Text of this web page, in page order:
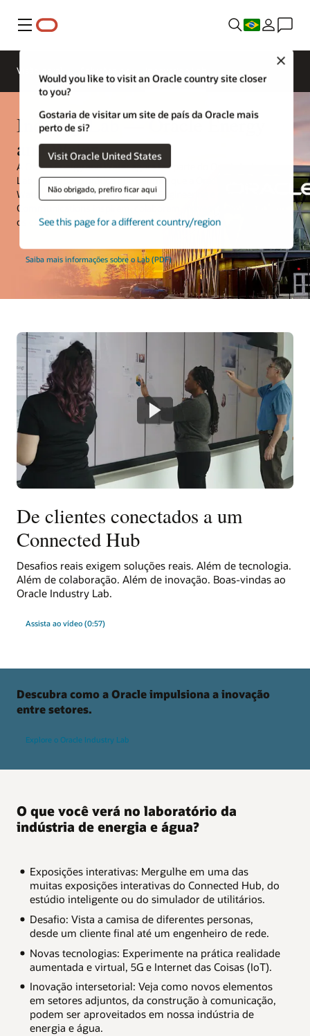
Menu
Would you like to visit an Oracle country site closer
to you?
Gostaria de visitar um site de país da Oracle mais
perto de si?
Visit Oracle United States
Não obrigado, prefiro ficar aqui
See this page for a different country/region
Visão geral
Industry Lab — Oracle Energy
and Water
A Oracle Energy and Water agora faz parte do Oracle Industry
Lab, um espaço prático que permite que a Oracle Energy and
Water, a Oracle Construction and Engineering e a Oracle
Communications inspirem, colaborem, inovem e explorem com
os clientes.
Saiba mais informações sobre o Lab (PDF)
De clientes conectados a um
Connected Hub
Desafios reais exigem soluções reais. Além de tecnologia.
Além de colaboração. Além de inovação. Boas-vindas ao
Oracle Industry Lab.
Assista ao vídeo (0:57)
Descubra como a Oracle impulsiona a inovação
entre setores.
Explore o Oracle Industry Lab
O que você verá no laboratório da
indústria de energia e água?
Exposições interativas: Mergulhe em uma das
muitas exposições interativas do Connected Hub, do
estúdio inteligente ou do simulador de utilitários.
Desafio: Vista a camisa de diferentes personas,
desde um cliente final até um engenheiro de rede.
Novas tecnologias: Experimente na prática realidade
aumentada e virtual, 5G e Internet das Coisas (IoT).
Inovação intersetorial: Veja como novos elementos
em setores adjuntos, da construção à comunicação,
podem ser aproveitados em nossa indústria de
energia e água.